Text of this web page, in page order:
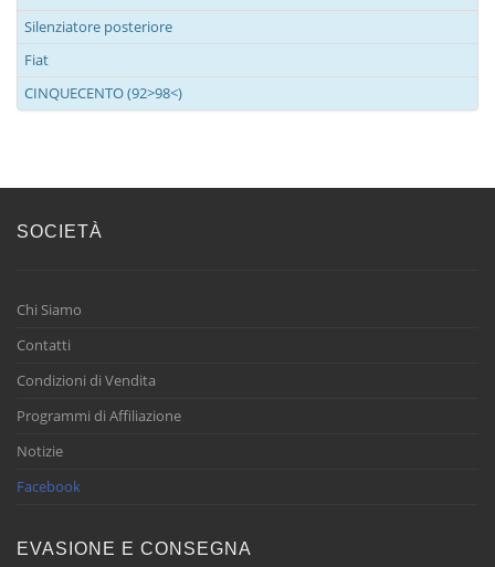
Silenziatore posteriore
Fiat
CINQUECENTO (92>98<)
SOCIETÀ
Chi Siamo
Contatti
Condizioni di Vendita
Programmi di Affiliazione
Notizie
Facebook
EVASIONE E CONSEGNA